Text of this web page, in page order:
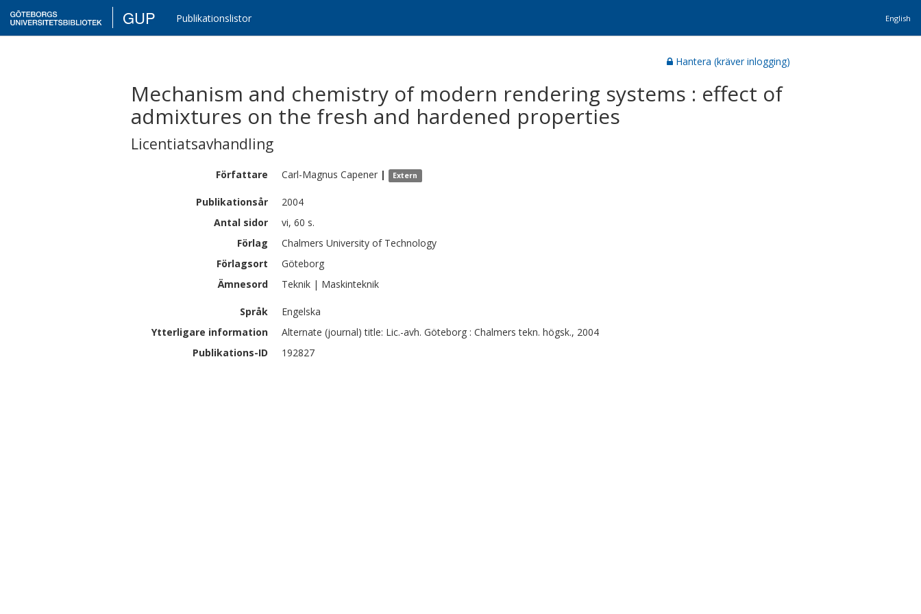
GUP Publikationslistor English
Hantera (kräver inlogging)
Mechanism and chemistry of modern rendering systems : effect of
admixtures on the fresh and hardened properties
Licentiatsavhandling
Författare Carl-Magnus Capener | Extern
Publikationsår
2004
Antal sidor
vi, 60 s.
Förlag
Chalmers University of Technology
Förlagsort
Göteborg
Ämnesord
Teknik | Maskinteknik
Språk
Engelska
Ytterligare information
Alternate (journal) title: Lic.-avh. Göteborg : Chalmers tekn. högsk., 2004
Publikations-ID
192827